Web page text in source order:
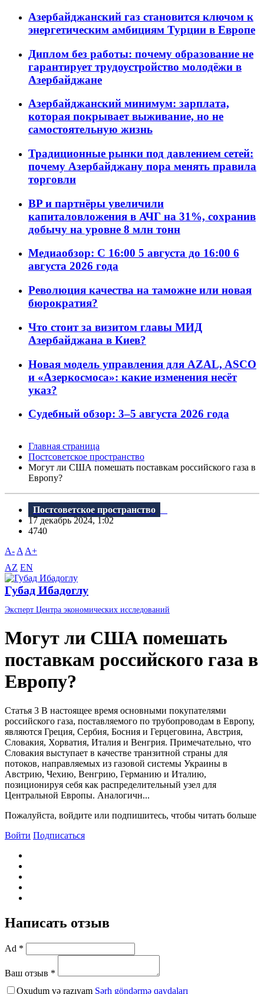
Азербайджанский газ становится ключом к
энергетическим амбициям Турции в Европе
Диплом без работы: почему образование не
гарантирует трудоустройство молодёжи в
Азербайджане
Азербайджанский минимум: зарплата,
которая покрывает выживание, но не
самостоятельную жизнь
Традиционные рынки под давлением сетей:
почему Азербайджану пора менять правила
торговли
BP и партнёры увеличили
капиталовложения в АЧГ на 31%, сохранив
добычу на уровне 8 млн тонн
Медиаобзор: С 16:00 5 августа до 16:00 6
августа 2026 года
Революция качества на таможне или новая
бюрократия?
Что стоит за визитом главы МИД
Азербайджана в Киев?
Новая модель управления для AZAL, ASCO
и «Азеркосмоса»: какие изменения несёт
указ?
Судебный обзор: 3–5 августа 2026 года
Главная страница
Постсоветское пространство
Могут ли США помешать поставкам российского газа в
Европу?
Постсоветское пространство
17 декабрь 2024, 1:02
4740
A- A A+
AZ EN
Губад Ибадоглу
Эксперт Центра экономических исследований
Могут ли США помешать
поставкам российского газа в
Европу?
Статья 3 В настоящее время основными покупателями
российского газа, поставляемого по трубопроводам в Европу,
являются Греция, Сербия, Босния и Герцеговина, Австрия,
Словакия, Хорватия, Италия и Венгрия. Примечательно, что
Словакия выступает в качестве транзитной страны для
потоков, направляемых из газовой системы Украины в
Австрию, Чехию, Венгрию, Германию и Италию,
позиционируя себя как распределительный узел для
Центральной Европы. Аналогичн...
Пожалуйста, войдите или подпишитесь, чтобы читать больше
Войти Подписаться
Написать отзыв
Ad *
Ваш отзыв *
Oxudum və razıyam Şərh göndərmə qaydaları